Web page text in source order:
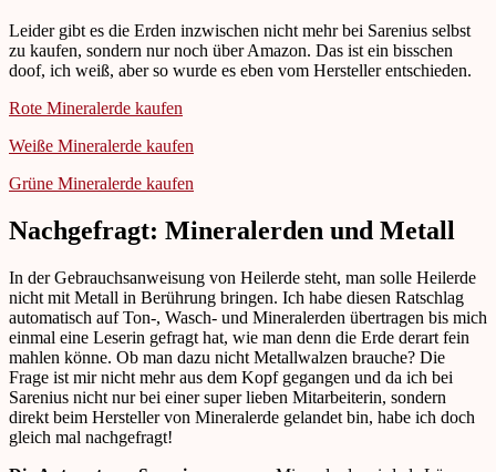
Leider gibt es die Erden inzwischen nicht mehr bei Sarenius selbst
zu kaufen, sondern nur noch über Amazon. Das ist ein bisschen
doof, ich weiß, aber so wurde es eben vom Hersteller entschieden.
Rote Mineralerde kaufen
Weiße Mineralerde kaufen
Grüne Mineralerde kaufen
Nachgefragt: Mineralerden und Metall
In der Gebrauchsanweisung von Heilerde steht, man solle Heilerde
nicht mit Metall in Berührung bringen. Ich habe diesen Ratschlag
automatisch auf Ton-, Wasch- und Mineralerden übertragen bis mich
einmal eine Leserin gefragt hat, wie man denn die Erde derart fein
mahlen könne. Ob man dazu nicht Metallwalzen brauche? Die
Frage ist mir nicht mehr aus dem Kopf gegangen und da ich bei
Sarenius nicht nur bei einer super lieben Mitarbeiterin, sondern
direkt beim Hersteller von Mineralerde gelandet bin, habe ich doch
gleich mal nachgefragt!